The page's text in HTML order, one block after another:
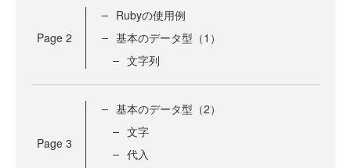
Page 2
Rubyの使用例
基本のデータ型（1）
文字列
Page 3
基本のデータ型（2）
文字
代入